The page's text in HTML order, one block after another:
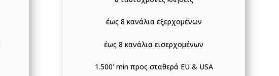
έως 8 κανάλια εξερχομένων
έως 8 κανάλια εισερχομένων
1.500' min προς σταθερά EU & USA